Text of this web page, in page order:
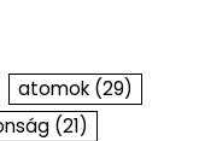
atomok (29)
(21)